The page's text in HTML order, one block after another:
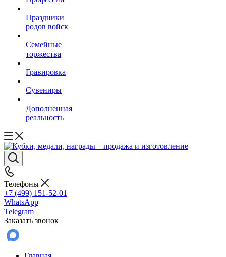
Праздники
родов войск
Семейные
торжества
Гравировка
Сувениры
Дополненная
реальность
Телефоны
+7 (499) 151-52-01
WhatsApp
Telegram
Заказать звонок